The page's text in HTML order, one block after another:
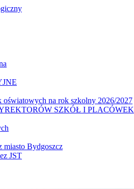
oświatowych na rok szkolny 2026/2027
SZKÓŁ I PLACÓWEK
miasto Bydgoszcz
JST